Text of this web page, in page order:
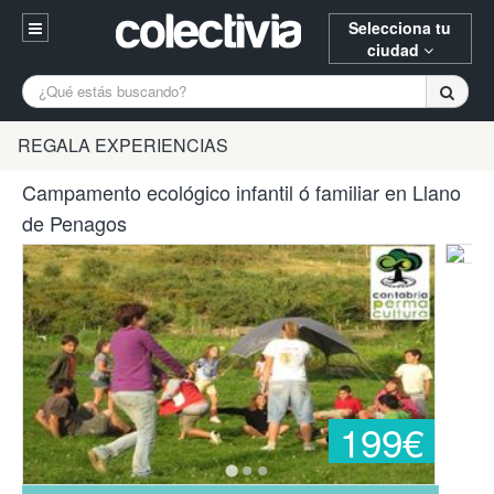
Selecciona tu
ciudad
Entrar
94 652 38 15 (L-V 10:30-15:00)
¿Necesitas ayuda? Escríbenos
A Coruña Alicante
Burgos Donostia
Gijón
Madrid Oviedo Palencia
Pamplona Santander Tarragona
Valencia Vitoria Zaragoza
REGALA EXPERIENCIAS
Campamento ecológico infantil ó familiar en Llano
de Penagos
199€